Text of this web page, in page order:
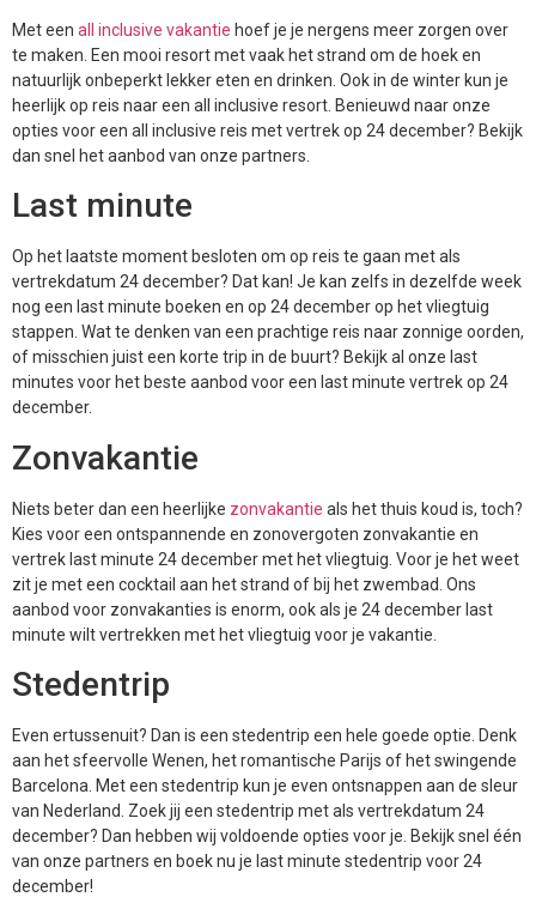
Met een all inclusive vakantie hoef je je nergens meer zorgen over
te maken. Een mooi resort met vaak het strand om de hoek en
natuurlijk onbeperkt lekker eten en drinken. Ook in de winter kun je
heerlijk op reis naar een all inclusive resort. Benieuwd naar onze
opties voor een all inclusive reis met vertrek op 24 december? Bekijk
dan snel het aanbod van onze partners.
Last minute
Op het laatste moment besloten om op reis te gaan met als
vertrekdatum 24 december? Dat kan! Je kan zelfs in dezelfde week
nog een last minute boeken en op 24 december op het vliegtuig
stappen. Wat te denken van een prachtige reis naar zonnige oorden,
of misschien juist een korte trip in de buurt? Bekijk al onze last
minutes voor het beste aanbod voor een last minute vertrek op 24
december.
Zonvakantie
Niets beter dan een heerlijke zonvakantie als het thuis koud is, toch?
Kies voor een ontspannende en zonovergoten zonvakantie en
vertrek last minute 24 december met het vliegtuig. Voor je het weet
zit je met een cocktail aan het strand of bij het zwembad. Ons
aanbod voor zonvakanties is enorm, ook als je 24 december last
minute wilt vertrekken met het vliegtuig voor je vakantie.
Stedentrip
Even ertussenuit? Dan is een stedentrip een hele goede optie. Denk
aan het sfeervolle Wenen, het romantische Parijs of het swingende
Barcelona. Met een stedentrip kun je even ontsnappen aan de sleur
van Nederland. Zoek jij een stedentrip met als vertrekdatum 24
december? Dan hebben wij voldoende opties voor je. Bekijk snel één
van onze partners en boek nu je last minute stedentrip voor 24
december!